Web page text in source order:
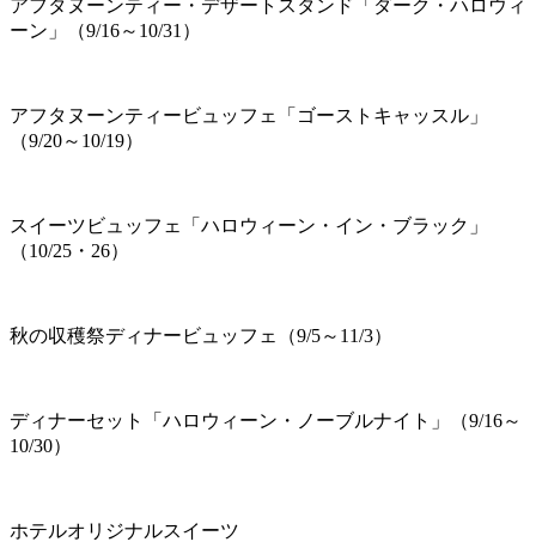
アフタヌーンティー・デザートスタンド「ダーク・ハロウィ
ーン」（9/16～10/31）
アフタヌーンティービュッフェ「ゴーストキャッスル」
（9/20～10/19）
スイーツビュッフェ「ハロウィーン・イン・ブラック」
（10/25・26）
秋の収穫祭ディナービュッフェ（9/5～11/3）
ディナーセット「ハロウィーン・ノーブルナイト」（9/16～
10/30）
ホテルオリジナルスイーツ